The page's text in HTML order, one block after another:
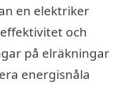
en elektriker
och
på elräkningar
energisnåla